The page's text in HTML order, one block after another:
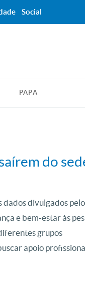
PAPA
do
dados divulgados pelo
e bem-estar às
grupos
apoio
Social